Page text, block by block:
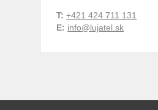
T:+421 424 711 131
E: info@lujatel.sk